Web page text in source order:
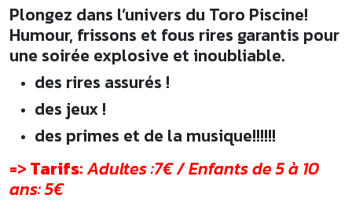
Plongez dans l’univers du Toro Piscine!
Humour, frissons et fous rires garantis pour
une soirée explosive et inoubliable.
des rires assurés !
des jeux !
des primes et de la musique!!!!!!
=>Tarifs:Adultes :7€ / Enfants de 5 à 10
ans: 5€